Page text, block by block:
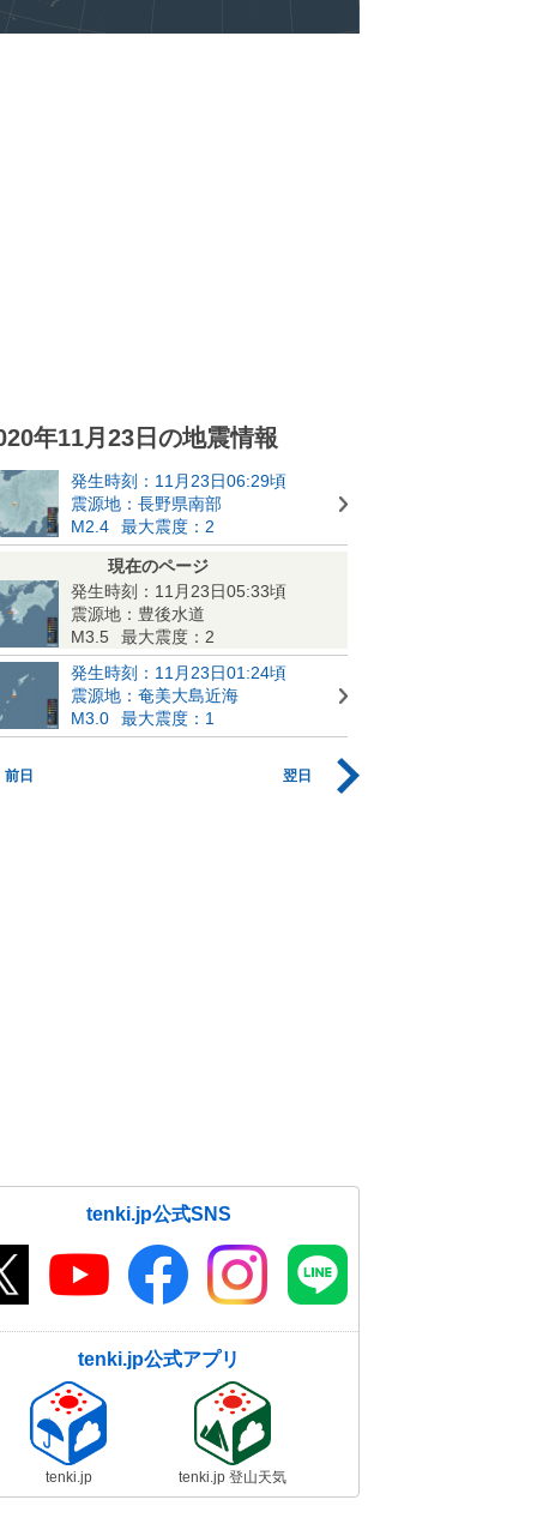
年11月23日の地震情報
発生時刻：11月23日06:29頃
震源地：長野県南部
M2.4
最大震度：2
現在のページ
発生時刻：11月23日05:33頃
震源地：豊後水道
M3.5
最大震度：2
発生時刻：11月23日01:24頃
震源地：奄美大島近海
M3.0
最大震度：1
前日 翌日
tenki.jp公式SNS
tenki.jp公式アプリ
tenki.jp tenki.jp 登山天気